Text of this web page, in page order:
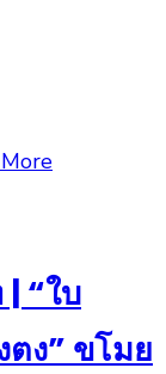
| “ใบ
ตง” ขโมย